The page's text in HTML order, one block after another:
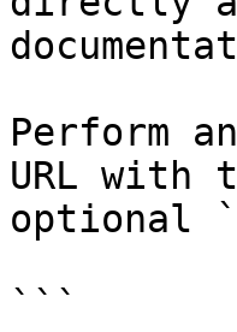
Perform
URL with
optional
```